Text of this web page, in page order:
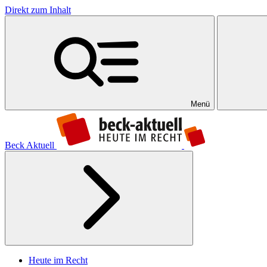
Direkt zum Inhalt
Menü
Beck Aktuell
Heute im Recht